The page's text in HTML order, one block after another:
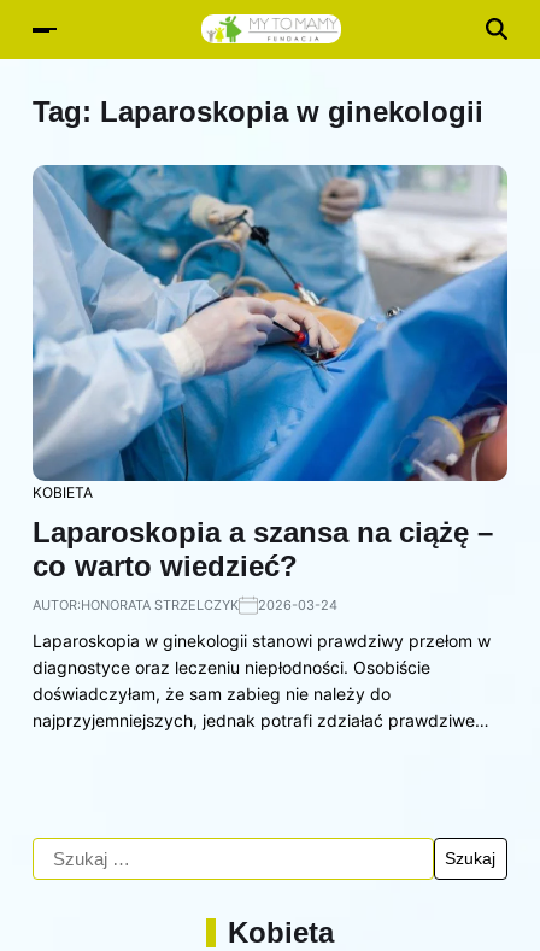
Tag: Laparoskopia w ginekologii
KOBIETA
Laparoskopia a szansa na ciążę –
co warto wiedzieć?
AUTOR:HONORATA STRZELCZYK 2026-03-24
Laparoskopia w ginekologii stanowi prawdziwy przełom w
diagnostyce oraz leczeniu niepłodności. Osobiście
doświadczyłam, że sam zabieg nie należy do
najprzyjemniejszych, jednak potrafi zdziałać prawdziwe…
Kobieta